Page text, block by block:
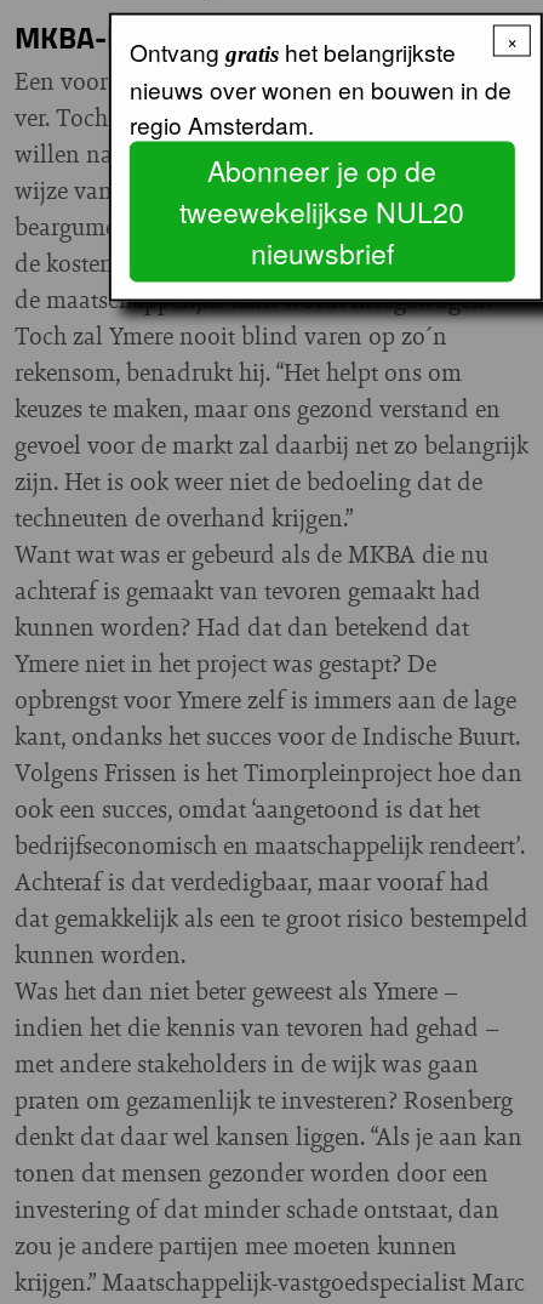
MKBA-light
Een voorspellende MKBA is nu nog een brug te
ver. Toch is dat wel waar Frissen naartoe wil. “We
willen naar een MKBA-light toe, waarbij we bij
wijze van spreken op een A-4’tje een goed
beargumenteerde inschatting kunnen maken van
de kosten en baten van een investering waarbij
de maatschappelijke kant wordt meegewogen.”
Toch zal Ymere nooit blind varen op zo´n
rekensom, benadrukt hij. “Het helpt ons om
keuzes te maken, maar ons gezond verstand en
gevoel voor de markt zal daarbij net zo belangrijk
zijn. Het is ook weer niet de bedoeling dat de
techneuten de overhand krijgen.”
Want wat was er gebeurd als de MKBA die nu
achteraf is gemaakt van tevoren gemaakt had
kunnen worden? Had dat dan betekend dat
Ymere niet in het project was gestapt? De
opbrengst voor Ymere zelf is immers aan de lage
kant, ondanks het succes voor de Indische Buurt.
Volgens Frissen is het Timorpleinproject hoe dan
ook een succes, omdat ‘aangetoond is dat het
bedrijfseconomisch en maatschappelijk rendeert’.
Achteraf is dat verdedigbaar, maar vooraf had
dat gemakkelijk als een te groot risico bestempeld
kunnen worden.
Was het dan niet beter geweest als Ymere –
indien het die kennis van tevoren had gehad –
met andere stakeholders in de wijk was gaan
praten om gezamenlijk te investeren? Rosenberg
denkt dat daar wel kansen liggen. “Als je aan kan
tonen dat mensen gezonder worden door een
investering of dat minder schade ontstaat, dan
zou je andere partijen mee moeten kunnen
krijgen.” Maatschappelijk-vastgoedspecialist Marc
×
Ontvang gratishet belangrijkste
nieuws over wonen en bouwen in de
regio Amsterdam.
Abonneer je op de
tweewekelijkse NUL20
nieuwsbrief